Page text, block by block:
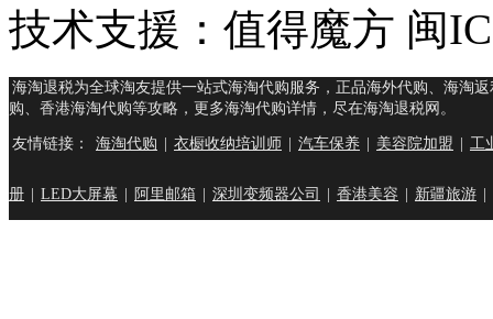
技术支援：值得魔方 闽
海淘退税为全球淘友提供一站式海淘代购服务，正品海外代购、海淘
购、香港海淘代购等攻略，更多海淘代购详情，尽在海淘退税网。
友情链接： 海淘代购 衣橱收纳培训师 汽车保养 美容院加盟 工
册 LED大屏幕 阿里邮箱 深圳变频器公司 香港美容 新疆旅游